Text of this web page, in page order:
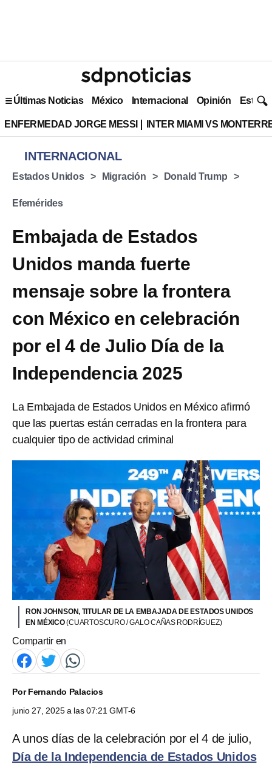
Últimas Noticias México Internacional Opinión Estilo
ENFERMEDAD JORGE MESSI INTER MIAMI VS
INTERNACIONAL
Estados Unidos Migración Donald Trump
Efemérides
Embajada de Estados
Unidos manda fuerte
mensaje sobre la frontera
con México en celebración
por el 4 de Julio Día de la
Independencia 2025
La Embajada de Estados Unidos en México afirmó
que las puertas están cerradas en la frontera para
cualquier tipo de actividad criminal
RON JOHNSON, TITULAR DE LA EMBAJADA DE ESTADOS UNIDOS
EN MÉXICO(CUARTOSCURO / GALO CAÑAS RODRÍGUEZ)
Compartir en
PorFernando Palacios
junio 27, 2025 a las 07:21 GMT-6
A unos días de la celebración por el 4 de julio,
Día de la Independencia de Estados Unidos